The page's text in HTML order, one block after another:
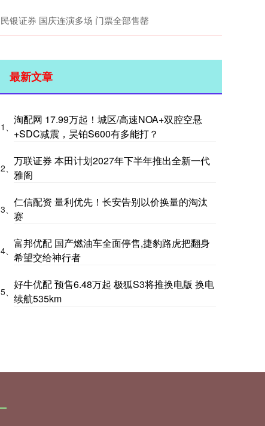
民银证券 国庆连演多场 门票全部售罄
最新文章
1、
淘配网 17.99万起！城区/高速NOA+双腔空悬
+SDC减震，昊铂S600有多能打？
2、
万联证券 本田计划2027年下半年推出全新一代
雅阁
3、
仁信配资 量利优先！长安告别以价换量的淘汰
赛
4、
富邦优配 国产燃油车全面停售,捷豹路虎把翻身
希望交给神行者
5、
好牛优配 预售6.48万起 极狐S3将推换电版 换电
续航535km